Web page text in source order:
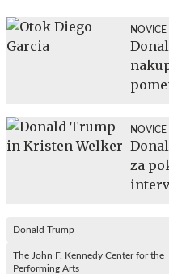
NOVICE
NOVICE
za
Donald Trump
The John F. Kennedy Center for the
Performing Arts